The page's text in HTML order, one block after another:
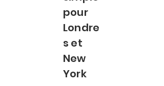
pour
Londre
s et
New
York